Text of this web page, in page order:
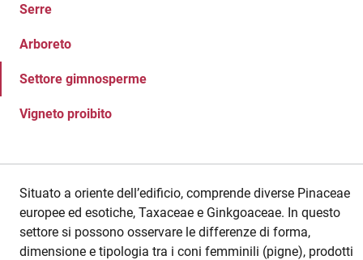
Serre
Arboreto
Settore gimnosperme
Vigneto proibito
Situato a oriente dell’edificio, comprende diverse Pinaceae
europee ed esotiche, Taxaceae e Ginkgoaceae. In questo
settore si possono osservare le differenze di forma,
dimensione e tipologia tra i coni femminili (pigne), prodotti